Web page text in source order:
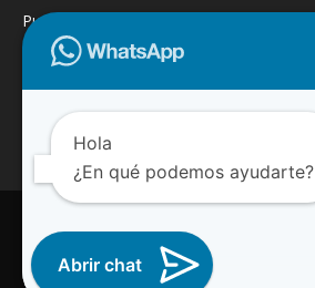
Puertos
Economía
Nacionales
Dragado
LOGISTICA
INTERNACIONAL
Hola
¿En qué podemos ayudarte?
Abrir chat